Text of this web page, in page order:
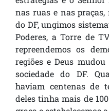
nas ruas e nas
do DF, ungimos
Poderes, a Torre de
repreendemos os
regiões e Deus
sociedade do DF.
haviam centenas de
deles tinha mais de